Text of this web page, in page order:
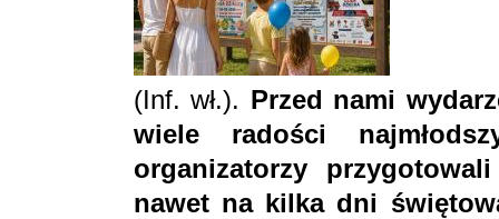
(Inf. wł.). Przed nami
wiele radości
organizatorzy
nawet na kilka dni